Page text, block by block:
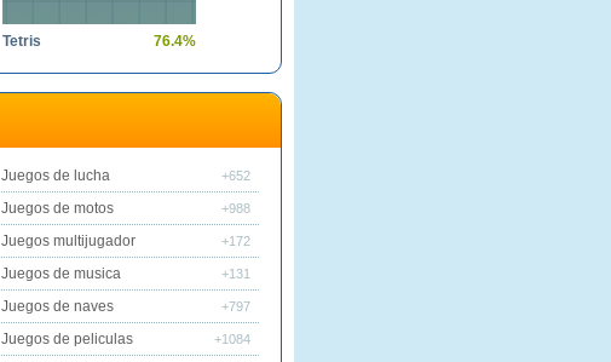
Tetris 76.4%
Juegos de lucha +652
Juegos de motos +988
Juegos multijugador +172
Juegos de musica +131
Juegos de naves +797
Juegos de peliculas +1084